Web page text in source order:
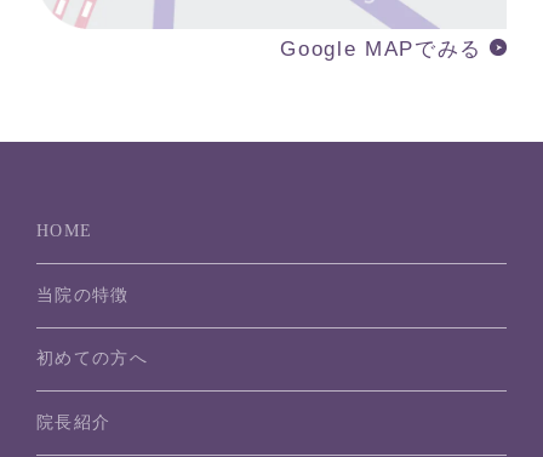
Google MAPでみる
HOME
当院の特徴
初めての方へ
院長紹介